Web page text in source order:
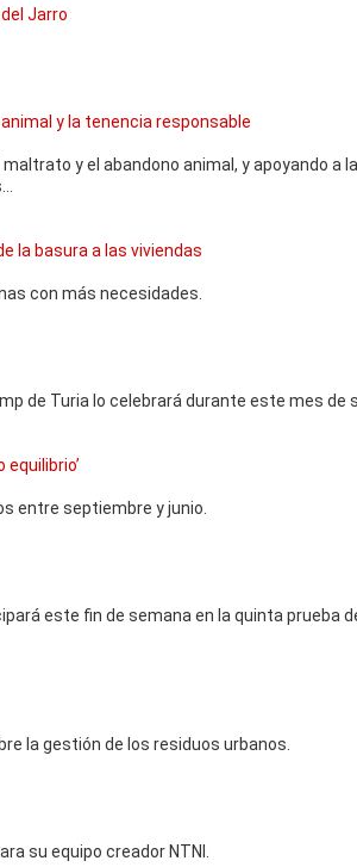
Jarro
y la tenencia responsable
y el abandono animal, y apoyando a
la basura a las viviendas
con más necesidades.
de Turia lo celebrará durante este mes de
entre septiembre y junio.
este fin de semana en la quinta prueba
la gestión de los residuos urbanos.
su equipo creador NTNI.